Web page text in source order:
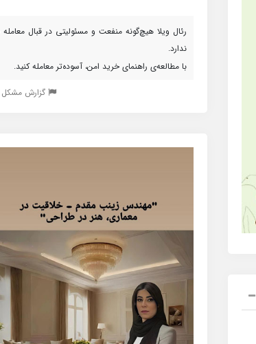
رئال ویلا هیچ‌گونه منفعت و مسئولیتی در قبال
ندارد.
با مطالعه‌ی راهنمای خرید امن، آسوده‌تر معامله کنید.
گزارش